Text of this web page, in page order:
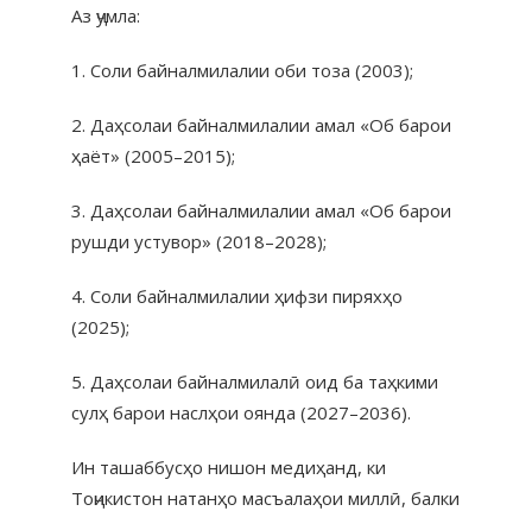
Аз ҷумла:
1. Соли байналмилалии оби тоза (2003);
2. Даҳсолаи байналмилалии амал «Об барои
ҳаёт» (2005–2015);
3. Даҳсолаи байналмилалии амал «Об барои
рушди устувор» (2018–2028);
4. Соли байналмилалии ҳифзи пиряхҳо
(2025);
5. Даҳсолаи байналмилалӣ оид ба таҳкими
сулҳ барои наслҳои оянда (2027–2036).
Ин ташаббусҳо нишон медиҳанд, ки
Тоҷикистон натанҳо масъалаҳои миллӣ, балки